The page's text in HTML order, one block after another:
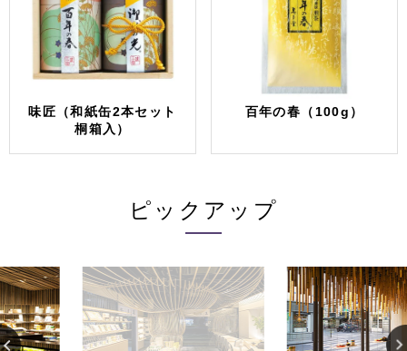
味匠（和紙缶2本セット
桐箱入）
百年の春（100g）
ピックアップ